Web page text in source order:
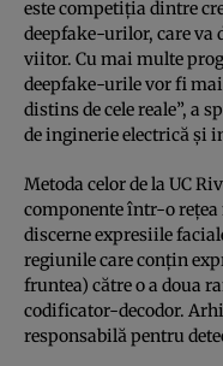
este competiția dintre
deepfake-urilor, care va
viitor. Cu mai multe
deepfake-urile vor fi
distins de cele reale”, a
de inginerie electrică și
Metoda celor de la UC
componente într-o
discerne expresiile
regiunile care conțin
fruntea) către o a doua
codificator-decodor.
responsabilă pentru